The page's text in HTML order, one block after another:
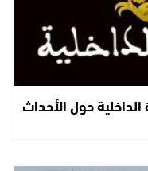
حول الأحداث